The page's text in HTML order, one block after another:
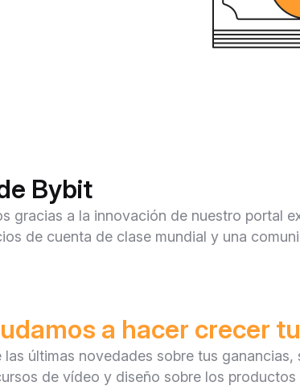
Bybit
gracias a la innovación de nuestro portal
de cuenta de clase mundial y una
a hacer crecer
últimas novedades sobre tus
de vídeo y diseño sobre los